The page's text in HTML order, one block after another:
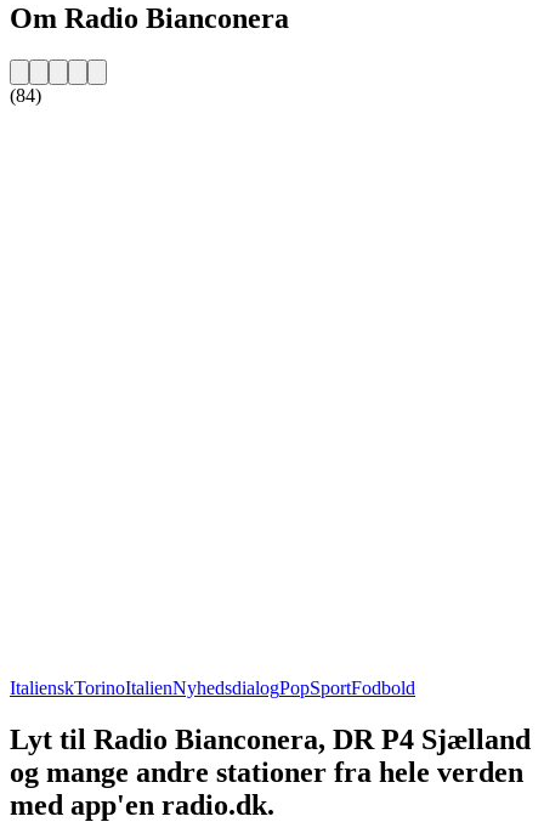
Om Radio Bianconera
(84)
ItalienskTorinoItalienNyhedsdialogPopSportFodbold
Lyt til Radio Bianconera, DR P4 Sjælland
og mange andre stationer fra hele verden
med app'en radio.dk.